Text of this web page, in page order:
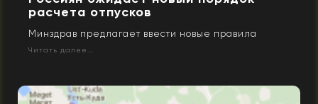
расчета отпусков
Минздрав предлагает ввести новые правила
Читать далее...